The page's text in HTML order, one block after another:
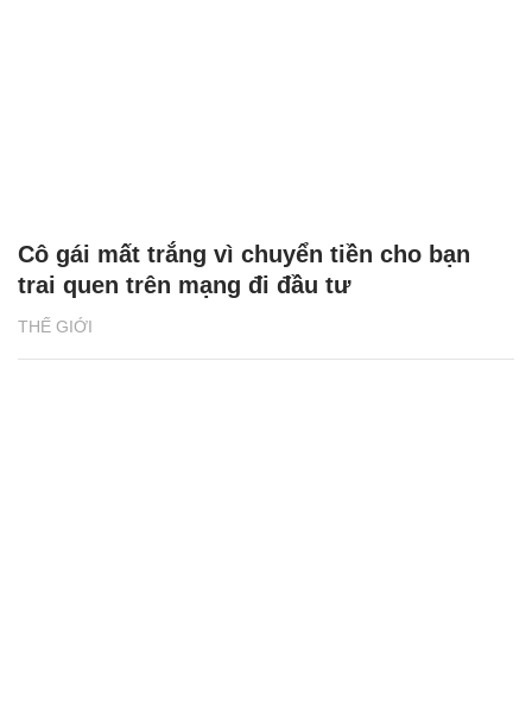
THẾ GIỚI
Cô gái mất trắng vì chuyển tiền cho bạn
trai quen trên mạng đi đầu tư